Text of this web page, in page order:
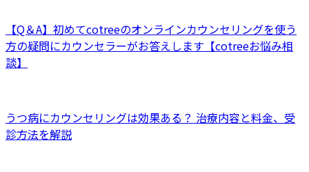
【Q＆A】初めてcotreeのオンラインカウンセリングを使う
方の疑問にカウンセラーがお答えします【cotreeお悩み相
談】
うつ病にカウンセリングは効果ある？ 治療内容と料金、受
診方法を解説